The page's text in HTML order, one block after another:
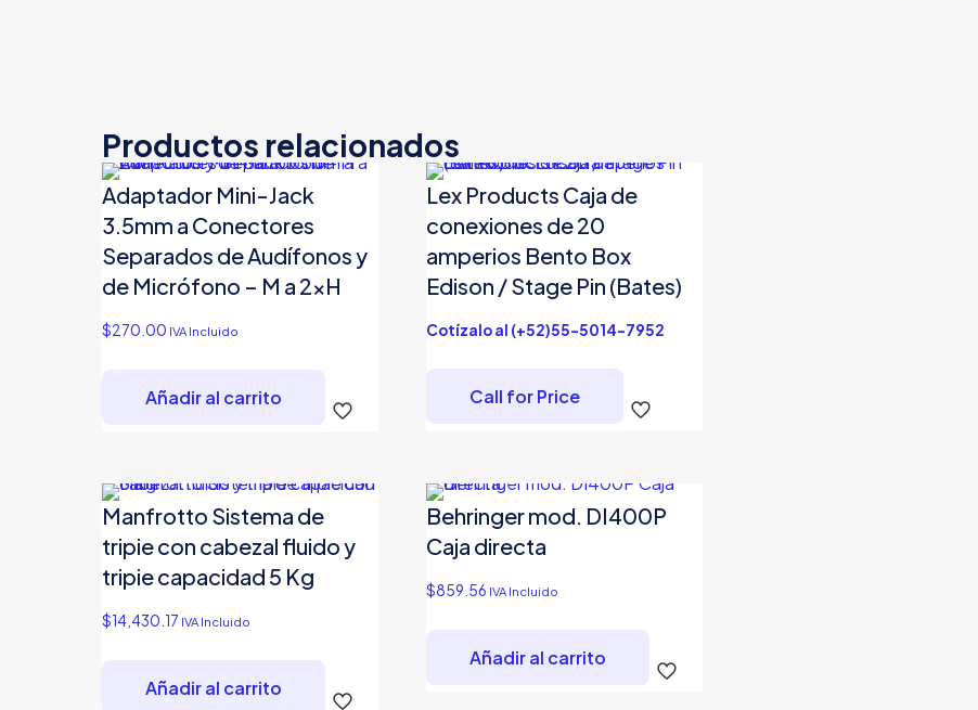
Productos relacionados
Adaptador Mini-Jack
3.5mm a Conectores
Separados de Audífonos y
de Micrófono – M a 2xH
$270.00 IVA Incluido
Añadir al carrito
Lex Products Caja de
conexiones de 20
amperios Bento Box
Edison / Stage Pin (Bates)
Cotízalo al (+52)55-5014-7952
Call for Price
Manfrotto Sistema de
tripie con cabezal fluido y
tripie capacidad 5 Kg
$14,430.17 IVA Incluido
Añadir al carrito
Behringer mod. DI400P
Caja directa
$859.56 IVA Incluido
Añadir al carrito